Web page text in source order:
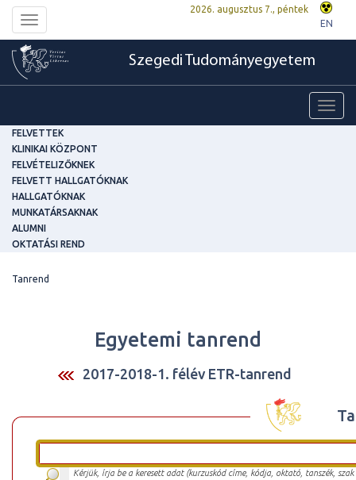
Toggle
navigation
2026. augusztus 7., péntek
EN
Szegedi Tudományegyetem
FELVETTEK
KLINIKAI KÖZPONT
FELVÉTELIZŐKNEK
FELVETT HALLGATÓKNAK
HALLGATÓKNAK
MUNKATÁRSAKNAK
ALUMNI
OKTATÁSI REND
Tanrend
Egyetemi tanrend
2017-2018-1. félév ETR-tanrend
Kérjük, írja be a keresett adat (kurzuskód címe, kódja, oktató, tanszék,